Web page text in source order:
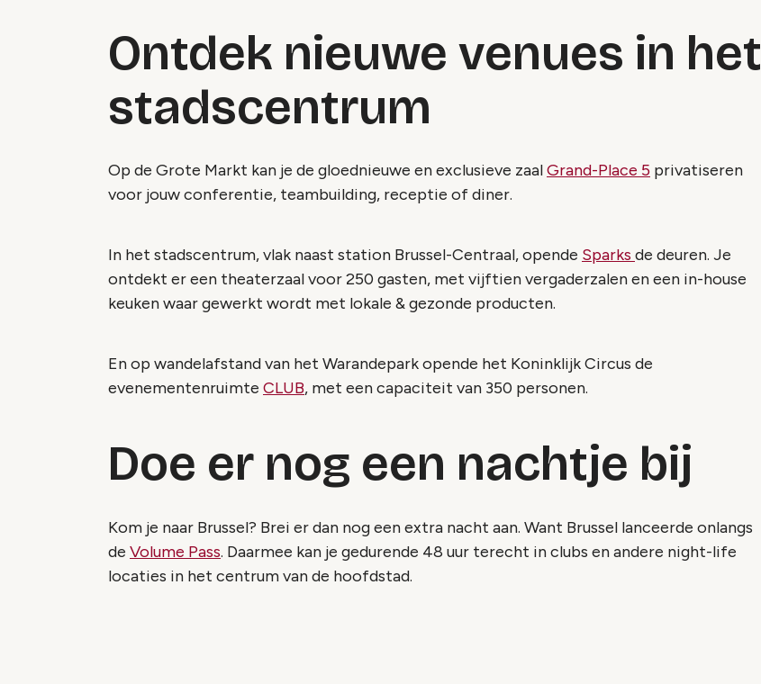
Ontdek nieuwe venues in het
stadscentrum
Op de Grote Markt kan je de gloednieuwe en exclusieve zaalGrand-Place 5 privatiseren
voor jouw conferentie, teambuilding, receptie of diner.
In het stadscentrum, vlak naast station Brussel-Centraal, opende Sparks de deuren. Je
ontdekt er een theaterzaal voor 250 gasten, met vijftien vergaderzalen en een in-house
keuken waar gewerkt wordt met lokale & gezonde producten.
En op wandelafstand van het Warandepark opende het Koninklijk Circus de
evenementenruimte CLUB, met een capaciteit van 350 personen.
Doe er nog een nachtje bij
Kom je naar Brussel? Brei er dan nog een extra nacht aan. Want Brussel lanceerde onlangs
de Volume Pass. Daarmee kan je gedurende 48 uur terecht in clubs en andere night-life
locaties in het centrum van de hoofdstad.